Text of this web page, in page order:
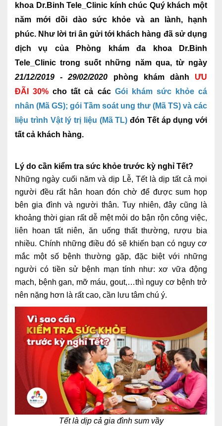
Tin Ưu đãi
Tin sự kiện
Báo chí nói về chúng tôi
DỊCH VỤ
Các chuyên khoa tại Phòng khám
Sản - Phụ Khoa
Nhi
Da Liễu
Mắt
Tai Mũi Họng
Xét nghiệm sàng lọc NIPT
Chẩn đoán hình ảnh
Nội soi tiêu hóa
Các gói khám sức khỏe
Gói khám sức khỏe cá nhân định kỳ
khoa Dr.Binh Tele_Clinic kính chúc Quý khách một
năm mới dồi dào sức khỏe và an lành, hạnh
phúc. Như lời tri ân gửi tới khách hàng đã sử dụng
dịch vụ của
Phòng khám đa khoa Dr.Binh
Tele_Clinictrong suốt những năm qua, từ ngày
21/12/2019 - 29/02/2020 phòng khám dành ƯU
ĐÃI 30% cho tất cả các Gói khám sức khỏe cá
nhân (Mã GS); gói Tầm soát ung thư (Mã TS) và các
liệu trình Vật lý trị liệu (Mã TL) đón Tết áp dụng với
tất cả khách hàng.
Lý do cần kiểm tra sức khỏe trước kỳ nghỉ Tết?
Những ngày cuối năm và dịp Lễ, Tết là dịp tất cả mọi
người đều rất hân hoan đón chờ để được sum họp
bên gia đình và người thân. Tuy nhiên, đây cũng là
khoảng thời gian rất dễ mệt mỏi do bận rộn công việc,
liên hoan tất niên, ăn uống thất thường, rượu bia
nhiều. Chính những điều đó sẽ khiến bạn có nguy cơ
mắc một số bệnh thường gặp, đặc biệt với những
người có tiền sử bệnh mạn tính như: xơ vữa động
mạch, bệnh gan, mỡ máu, gout,…thì nguy cơ bệnh trở
nên nặng hơn là rất cao, cần lưu tâm chú ý.
Tết là dịp cả gia đình sum vầy